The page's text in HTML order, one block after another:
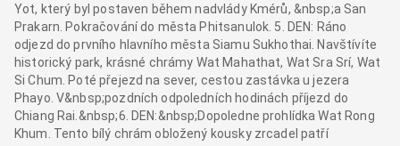
Yot, který byl postaven během nadvlády Kmérů, &nbsp;a San
Prakarn. Pokračování do města Phitsanulok. 5. DEN: Ráno
odjezd do prvního hlavního města Siamu Sukhothai. Navštívíte
historický park, krásné chrámy Wat Mahathat, Wat Sra Srí, Wat
Si Chum. Poté přejezd na sever, cestou zastávka u jezera
Phayo. V&nbsp;pozdních odpoledních hodinách příjezd do
Chiang Rai.&nbsp;6. DEN:&nbsp;Dopoledne prohlídka Wat Rong
Khum. Tento bílý chrám obložený kousky zrcadel patří